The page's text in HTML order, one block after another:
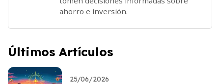
ahorro e inversión.
Últimos Artículos
25/06/2026